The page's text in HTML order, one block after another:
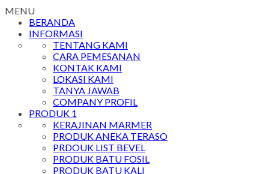
MENU
BERANDA
INFORMASI
TENTANG KAMI
CARA PEMESANAN
KONTAK KAMI
LOKASI KAMI
TANYA JAWAB
COMPANY PROFIL
PRODUK 1
KERAJINAN MARMER
PRODUK ANEKA TERASO
PRDOUK LIST BEVEL
PRODUK BATU FOSIL
PRODUK BATU KALI